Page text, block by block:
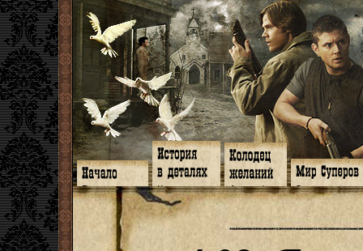
Главная
Программа
Форум
Книги
Галереи
Музыка
Видео
Субтитры
Арт-кафе
Игромания
Фанфики
Знакомство
Обитатели
Семейное
Дневник